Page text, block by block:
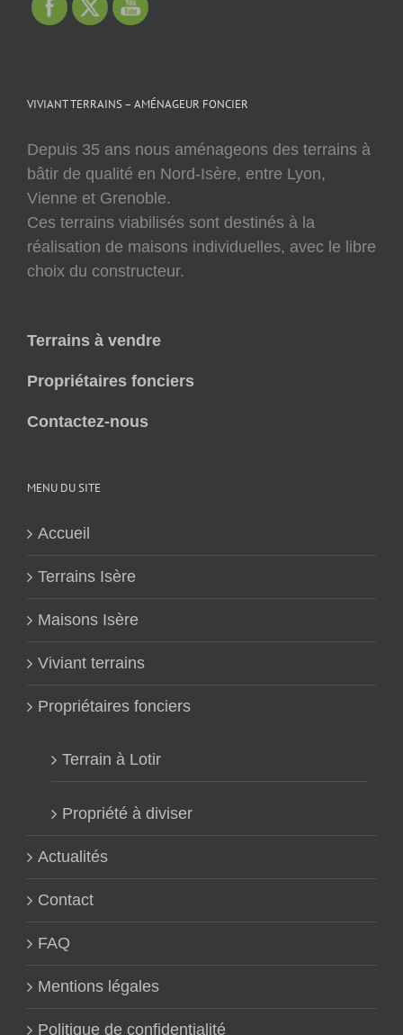
VIVIANT TERRAINS – AMÉNAGEUR FONCIER
Depuis 35 ans nous aménageons des terrains à
bâtir de qualité en Nord-Isère, entre Lyon,
Vienne et Grenoble.
Ces terrains viabilisés sont destinés à la
réalisation de maisons individuelles, avec le libre
choix du constructeur.
Terrains à vendre
Propriétaires fonciers
Contactez-nous
MENU DU SITE
Accueil
Terrains Isère
Maisons Isère
Viviant terrains
Propriétaires fonciers
Terrain à Lotir
Propriété à diviser
Actualités
Contact
FAQ
Mentions légales
Politique de confidentialité